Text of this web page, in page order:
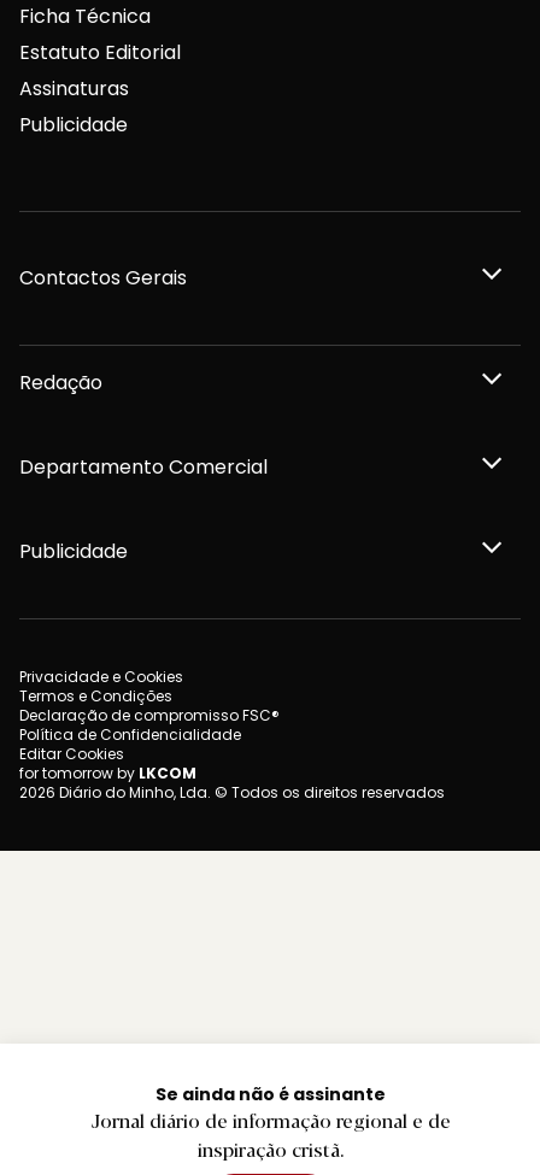
Se ainda não é assinante
Jornal diário de informação regional e de
inspiração cristã.
Ficha Técnica
Estatuto Editorial
Assinaturas
Publicidade
Contactos Gerais
Redação
Departamento Comercial
Publicidade
Privacidade e Cookies
Termos e Condições
Declaração de compromisso FSC®
Política de Confidencialidade
Editar Cookies
for tomorrow by LKCOM
2026 Diário do Minho, Lda. © Todos os direitos reservados